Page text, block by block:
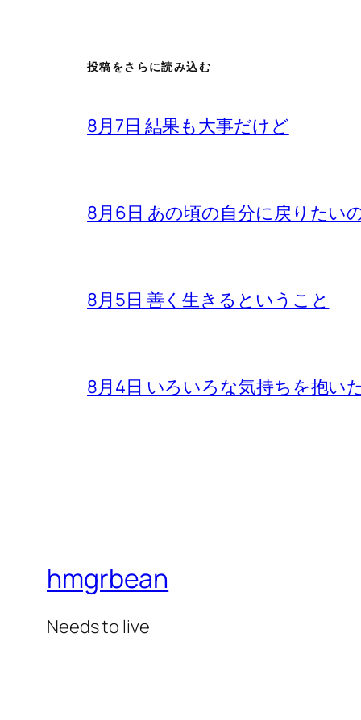
投稿をさらに読み込む
8月7日 結果も大事だけど
8月6日 あの頃の自分に戻りたい
8月5日 善く生きるということ
8月4日 いろいろな気持ちを抱い
hmgrbean
Needs to live